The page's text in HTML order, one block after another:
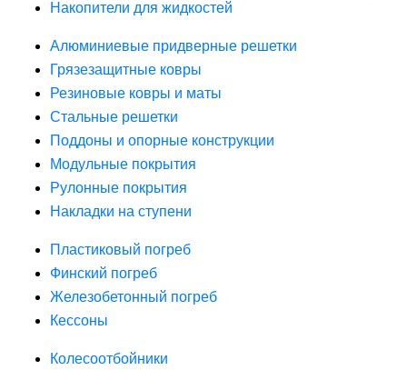
Накопители для жидкостей
Алюминиевые придверные решетки
Грязезащитные ковры
Резиновые ковры и маты
Стальные решетки
Поддоны и опорные конструкции
Модульные покрытия
Рулонные покрытия
Накладки на ступени
Пластиковый погреб
Финский погреб
Железобетонный погреб
Кессоны
Колесоотбойники